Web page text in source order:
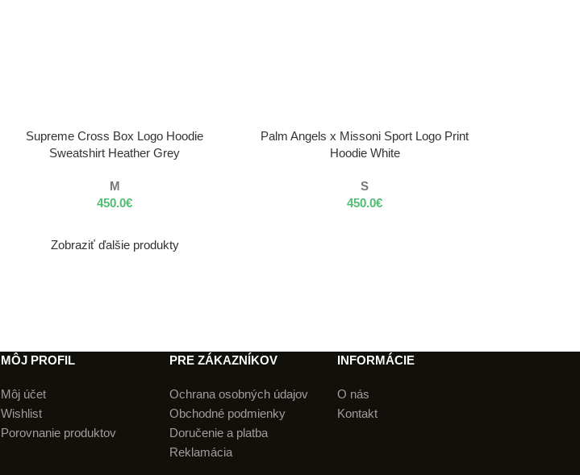
VÝBER MOŽNOSTÍ
Supreme Cross Box Logo Hoodie
Sweatshirt Heather Grey
M
450.0€
VÝBER MOŽNOSTÍ
Palm Angels x Missoni Sport Logo Print
Hoodie White
S
450.0€
Zobraziť ďalšie produkty
MÔJ PROFIL
Môj účet
Wishlist
Porovnanie produktov
PRE ZÁKAZNÍKOV
Ochrana osobných údajov
Obchodné podmienky
Doručenie a platba
Reklamácia
INFORMÁCIE
O nás
Kontakt